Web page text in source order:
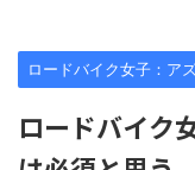
ロードバイク女子：ア
ロードバイク